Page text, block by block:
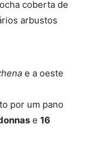
coberta de
arbustos
e a oeste
por um pano
e 16